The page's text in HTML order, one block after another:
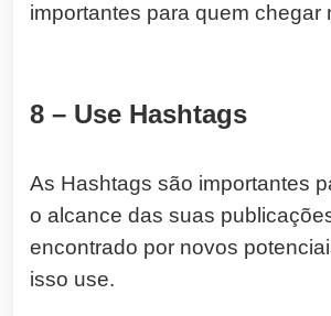
importantes para quem chegar
8 – Use Hashtags
As Hashtags são importantes
o alcance das suas
encontrado por novos
isso use.